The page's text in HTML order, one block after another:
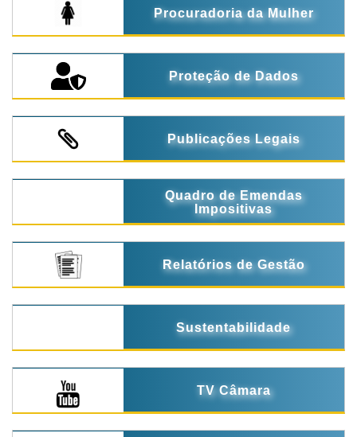
Procuradoria da Mulher
Proteção de Dados
Publicações Legais
Quadro de Emendas
Impositivas
Relatórios de Gestão
Sustentabilidade
TV Câmara